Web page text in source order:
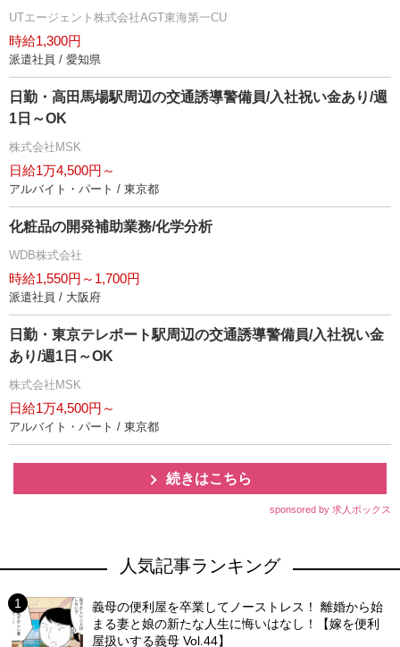
UTエージェント株式会社AGT東海第一CU
時給1,300円
派遣社員 / 愛知県
日勤・高田馬場駅周辺の交通誘導警備員/入社祝い金あり/週
1日～OK
株式会社MSK
日給1万4,500円～
アルバイト・パート / 東京都
化粧品の開発補助業務/化学分析
WDB株式会社
時給1,550円～1,700円
派遣社員 / 大阪府
日勤・東京テレポート駅周辺の交通誘導警備員/入社祝い金
あり/週1日～OK
株式会社MSK
日給1万4,500円～
アルバイト・パート / 東京都
続きはこちら
sponsored by 求人ボックス
人気記事ランキング
義母の便利屋を卒業してノーストレス！ 離婚から始
まる妻と娘の新たな人生に悔いはなし！【嫁を便利
屋扱いする義母 Vol.44】